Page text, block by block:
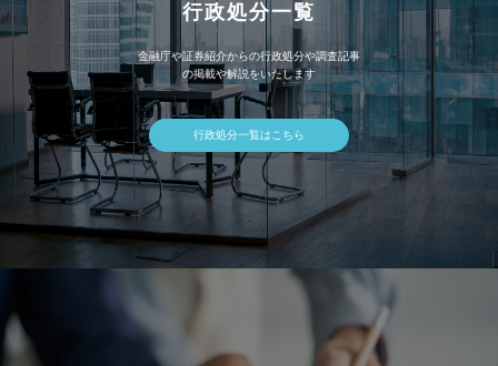
行政処分一覧
金融庁や証券紹介からの行政処分や調査記事
の掲載や解説をいたします
行政処分一覧はこちら